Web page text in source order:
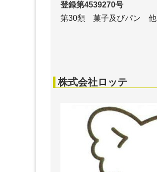
登録第4539270号
第30類 菓子及びパン 他
株式会社ロッテ